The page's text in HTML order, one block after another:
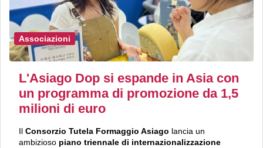
Associazioni
L'Asiago Dop si espande in Asia con
un programma di promozione da 1,5
milioni di euro
Il Consorzio Tutela Formaggio Asiago lancia un
ambizioso piano triennale di internazionalizzazione